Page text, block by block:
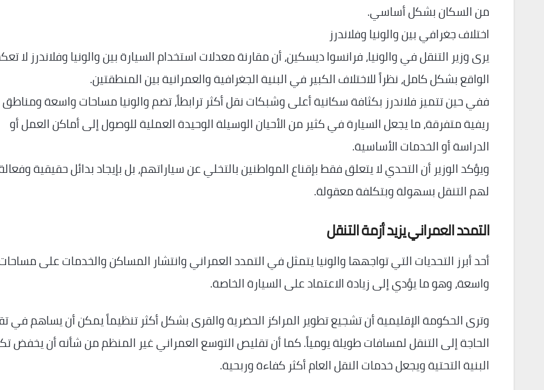
من السكان بشكل أساسي.
اختلاف جغرافي بين والونيا وفلاندرز
يرى وزير التنقل في والونيا، فرانسوا ديسكين، أن مقارنة معدلات استخدام السيارة بين والونيا وفلاندرز لا
الواقع بشكل كامل، نظراً للاختلاف الكبير في البنية الجغرافية والعمرانية بين المنطقتين.
ففي حين تتميز فلاندرز بكثافة سكانية أعلى وشبكات نقل أكثر ترابطاً، تضم والونيا مساحات واسعة ومناطق
ريفية متفرقة، ما يجعل السيارة في كثير من الأحيان الوسيلة الوحيدة العملية للوصول إلى أماكن العمل أو
الدراسة أو الخدمات الأساسية.
ويؤكد الوزير أن التحدي لا يتعلق فقط بإقناع المواطنين بالتخلي عن سياراتهم، بل بإيجاد بدائل حقيقية
لهم التنقل بسهولة وبتكلفة معقولة.
التمدد العمراني يزيد أزمة التنقل
أحد أبرز التحديات التي تواجهها والونيا يتمثل في التمدد العمراني وانتشار المساكن والخدمات على
واسعة، وهو ما يؤدي إلى زيادة الاعتماد على السيارة الخاصة.
وترى الحكومة الإقليمية أن تشجيع تطوير المراكز الحضرية والقرى بشكل أكثر تنظيماً يمكن أن يساهم في
الحاجة إلى التنقل لمسافات طويلة يومياً. كما أن تقليص التوسع العمراني غير المنظم من شأنه أن يخفض
البنية التحتية ويجعل خدمات النقل العام أكثر كفاءة وربحية.